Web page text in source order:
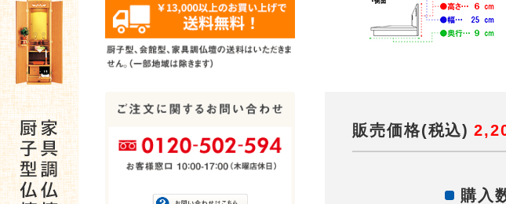
販売価格(税込)
購入